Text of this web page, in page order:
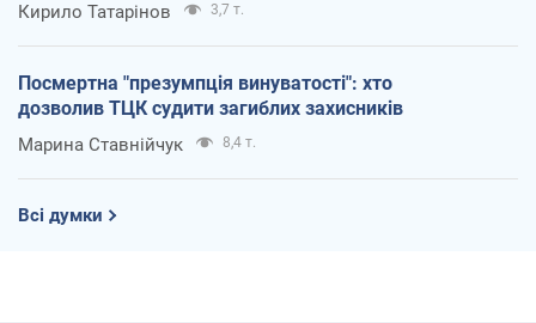
Кирило Татарінов 3,7 т.
Посмертна "презумпція винуватості": хто
дозволив ТЦК судити загиблих захисників
Марина Ставнійчук 8,4 т.
Всі думки